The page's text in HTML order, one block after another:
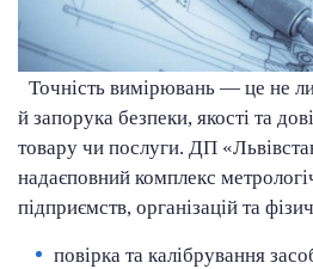
Точність вимірювань — це не
й запорука безпеки, якості та
товару чи послуги. ДП
надаєповний комплекс
підприємств, організацій та
повірка та калібрування